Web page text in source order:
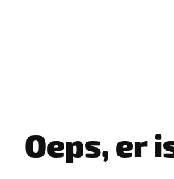
Oeps, er